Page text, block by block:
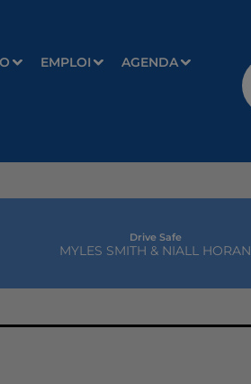
EMPLOI AGENDA
Drive Safe
MYLES SMITH & NIALL HORAN